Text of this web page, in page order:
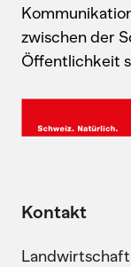
zwischen der
Öffentlichkeit
Kontakt